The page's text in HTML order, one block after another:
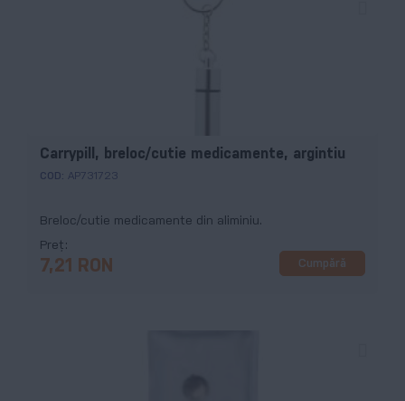
Carrypill, breloc/cutie medicamente, argintiu
COD: AP731723
Breloc/cutie medicamente din aliminiu.
Preț
7,21 RON Cumpără